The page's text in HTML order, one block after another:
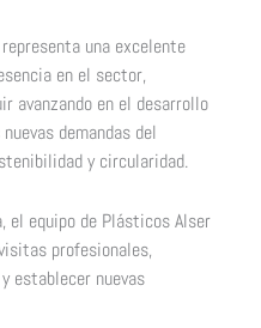
una excelente
en el sector,
avanzando en el desarrollo
demandas del
y circularidad.
el equipo de Plásticos Alser
profesionales,
establecer nuevas